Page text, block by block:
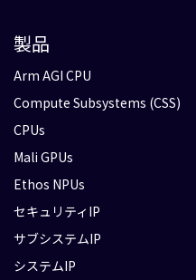
製品
Arm AGI CPU
Compute Subsystems (CSS)
CPUs
Mali GPUs
Ethos NPUs
セキュリティIP
サブシステムIP
システムIP